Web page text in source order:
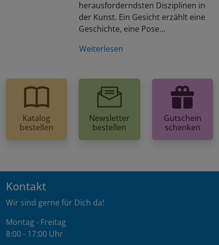
herausforderndsten Disziplinen in
der Kunst. Ein Gesicht erzählt eine
Geschichte, eine Pose…
Weiterlesen
Katalog
bestellen
Newsletter
bestellen
Gutschein
schenken
Kontakt
Wir sind gerne für Dich da!
Montag - Freitag
8:00 - 17:00 Uhr